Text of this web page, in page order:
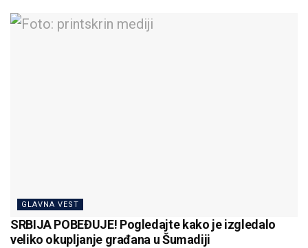
GLAVNA VEST
SRBIJA POBEĐUJE! Pogledajte kako je izgledalo
veliko okupljanje građana u Šumadiji